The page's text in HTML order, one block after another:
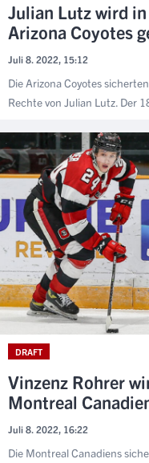
Julian Lutz wird
Arizona Coyotes
Juli 8. 2022, 15:12
Die Arizona Coyotes
Rechte von Julian Lutz. Der
DRAFT
Vinzenz Rohrer
Montreal
Juli 8. 2022, 16:22
Die Montreal Canadiens